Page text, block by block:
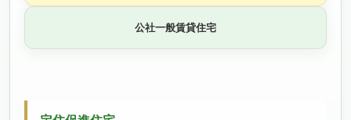
公社一般賃貸住宅